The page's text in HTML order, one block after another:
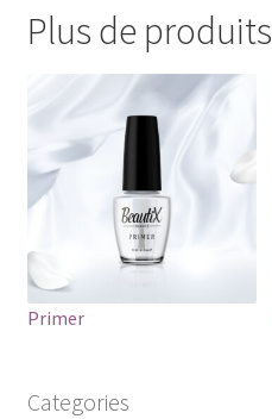
Plus de produits
Primer
Categories